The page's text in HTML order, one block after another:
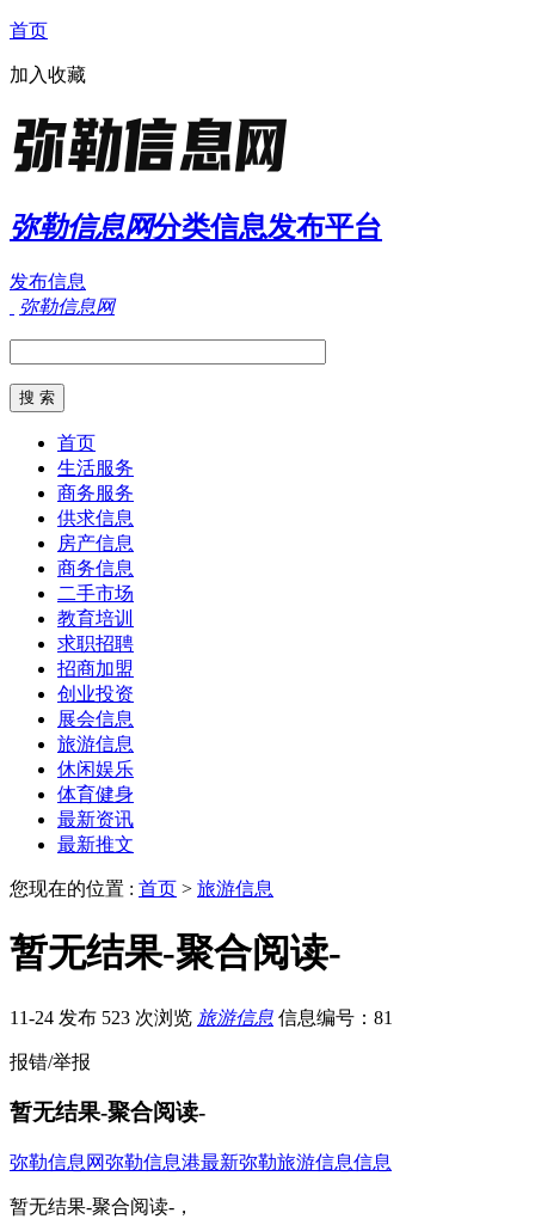
首页
加入收藏
弥勒信息网分类信息发布平台
发布信息
弥勒信息网
首页
生活服务
商务服务
供求信息
房产信息
商务信息
二手市场
教育培训
求职招聘
招商加盟
创业投资
展会信息
旅游信息
休闲娱乐
体育健身
最新资讯
最新推文
您现在的位置 : 首页 > 旅游信息
暂无结果-聚合阅读-
11-24 发布 523 次浏览 旅游信息 信息编号：81
报错/举报
暂无结果-聚合阅读-
弥勒信息网弥勒信息港最新弥勒旅游信息信息
暂无结果-聚合阅读-，